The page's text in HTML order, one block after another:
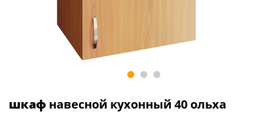
шкаф навесной кухонный 40 ольха